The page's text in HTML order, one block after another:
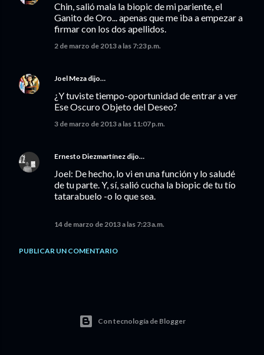
Chin, salió mala la biopic de mi pariente, el
Ganito de Oro... apenas que me iba a empezar a
firmar con los dos apellidos.
2 de marzo de 2013 a las 7:23 p.m.
Joel Meza dijo…
¿Y tuviste tiempo-oportunidad de entrar a ver
Ese Oscuro Objeto del Deseo?
3 de marzo de 2013 a las 11:07 p.m.
Ernesto Diezmartínez dijo…
Joel: De hecho, lo vi en una función y lo saludé
de tu parte. Y, sí, salió cucha la biopic de tu tío
tatarabuelo -o lo que sea.
14 de marzo de 2013 a las 7:23 a.m.
PUBLICAR UN COMENTARIO
Con tecnología de Blogger